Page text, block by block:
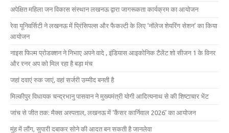
अपेक्षित महिला जन विकास संस्थान लखनऊ द्वारा जागरूकता कार्यक्रम का आयोजन
रेवा यूनिवर्सिटी ने लखनऊ में प्रिंसिपल्स और फैकल्टी के लिए ‘नॉलेज शेयरिंग सेशन’ का किया
आयोजन
नाइस फिल्म प्रोडक्शन ने निभाए अपने वादे , इंडियास आइकोनिक टैलेंट शो सीजन 1 के विनर
और रनर अप को मिल रहा है बड़ा मंच
जहां दवाएं रुक जाएं, वहां सर्जरी उम्मीद बनती है
मिल्कीपुर विधायक चन्द्रभानु पासवान ने मुख्यमंत्री योगी आदित्यनाथ से की शिष्टाचार भेंट
जांच से जीत तक: मैक्स अस्पताल, लखनऊ में ‘कैंसर कार्निवाल 2026’ का आयोजन
मुंह में लौंग, सुपारी दबाकर सोने की आदत बन सकती है जानलेवा